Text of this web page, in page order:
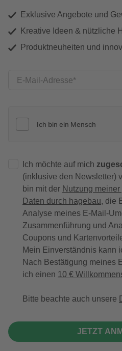
Exklusive Angebote und
Kreative Ideen & nützliche
Produktneuheiten und
E-Mail-Adresse
Ich möchte auf mich
(inklusive den Newsletter)
bin mit der Nutzung
Daten durch hagebau, die
Analyse meines E-Mail-
Zusammenführung und
Coupons und
Mein Einverständnis kann
Nach Bestätigung meines
ich einen 10 €
Bitte beachte auch unsere
JETZT